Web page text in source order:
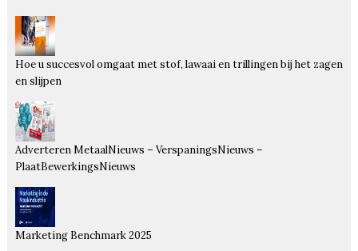
Hoe u succesvol omgaat met stof, lawaai en trillingen bij het zagen
en slijpen
Adverteren MetaalNieuws – VerspaningsNieuws –
PlaatBewerkingsNieuws
Marketing Benchmark 2025